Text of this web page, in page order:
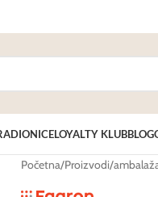
LOYALTY KLUBBLOG
Početna/Proizvodi/